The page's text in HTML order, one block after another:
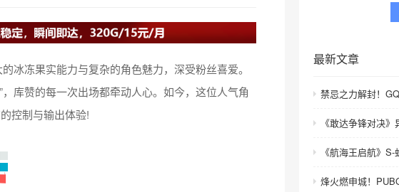
冰冻果实能力与复杂的角色魅力，深受粉丝喜爱。
库赞的每一次出场都牵动人心。如今，这位人气角
控制与输出体验!
最新文章